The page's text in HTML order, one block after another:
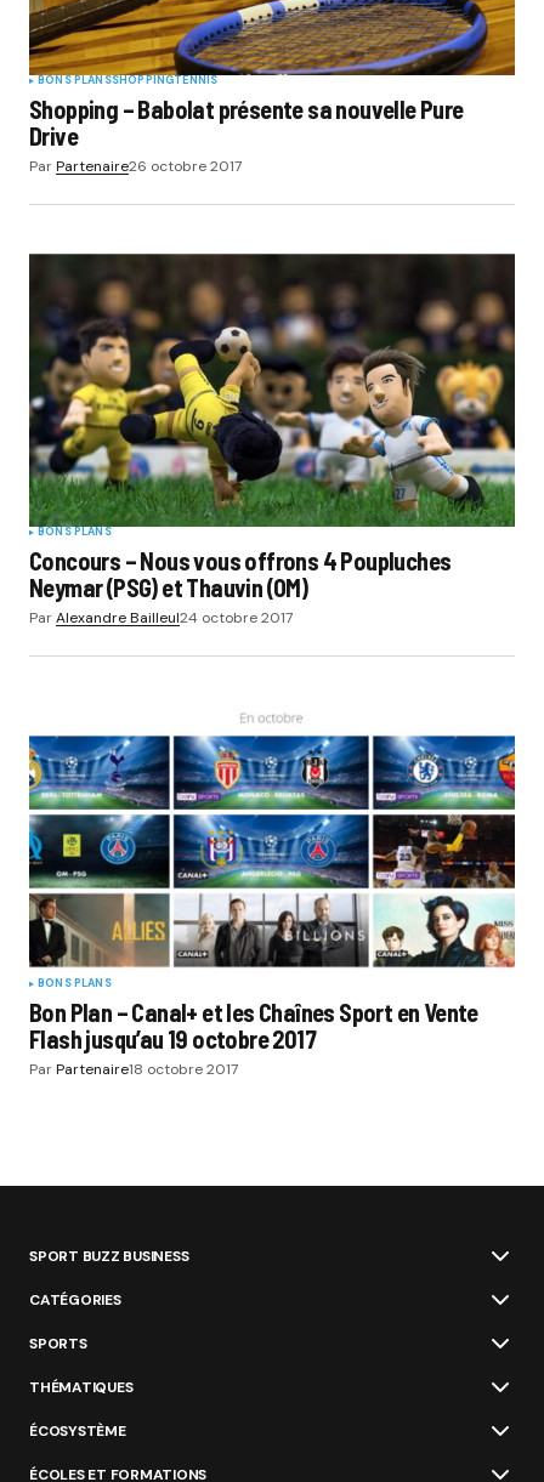
BONS PLANSSHOPPINGTENNIS
Shopping – Babolat présente sa nouvelle Pure
Drive
ParPartenaire26 octobre 2017
BONS PLANS
Concours – Nous vous offrons 4 Poupluches
Neymar (PSG) et Thauvin (OM)
ParAlexandre Bailleul24 octobre 2017
BONS PLANS
Bon Plan – Canal+ et les Chaînes Sport en Vente
Flash jusqu’au 19 octobre 2017
ParPartenaire18 octobre 2017
SPORT BUZZ BUSINESS
CATÉGORIES
SPORTS
THÉMATIQUES
ÉCOSYSTÈME
ÉCOLES ET FORMATIONS